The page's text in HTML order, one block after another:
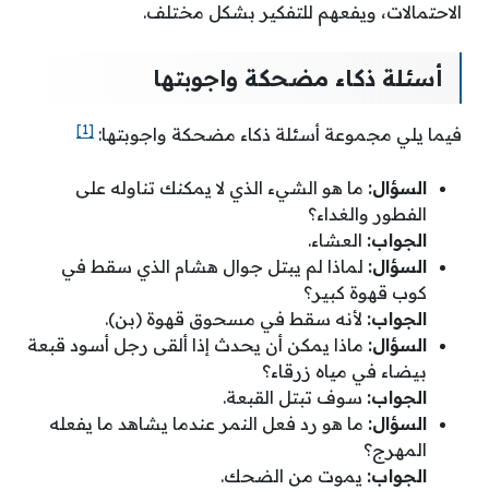
الاحتمالات، ويفعهم للتفكير بشكل مختلف.
أسئلة ذكاء مضحكة واجوبتها
فيما يلي مجموعة أسئلة ذكاء مضحكة واجوبتها: [1]
السؤال: ما هو الشيء الذي لا يمكنك تناوله على
الفطور والغداء؟
الجواب: العشاء.
السؤال: لماذا لم يبتل جوال هشام الذي سقط في
كوب قهوة كبير؟
الجواب: لأنه سقط في مسحوق قهوة (بن).
السؤال: ماذا يمكن أن يحدث إذا ألقى رجل أسود قبعة
بيضاء في مياه زرقاء؟
الجواب: سوف تبتل القبعة.
السؤال: ما هو رد فعل النمر عندما يشاهد ما يفعله
المهرج؟
الجواب: يموت من الضحك.